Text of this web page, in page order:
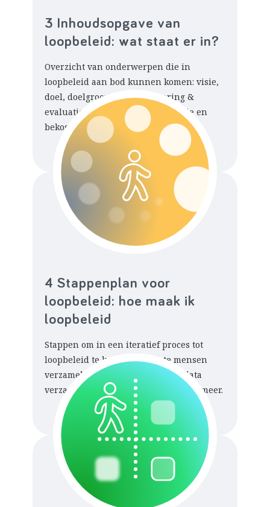
3 Inhoudsopgave van
loopbeleid: wat staat er in?
Overzicht van onderwerpen die in
loopbeleid aan bod kunnen komen: visie,
doel, doelgroep, data, monitoring &
evaluatie, maatregelen, organisatie en
bekostiging.
4 Stappenplan voor
loopbeleid: hoe maak ik
loopbeleid
Stappen om in een iteratief proces tot
loopbeleid te komen. De juiste mensen
verzamelen, politiek agenderen, data
verzamelen, bekostiging regelen, en meer.